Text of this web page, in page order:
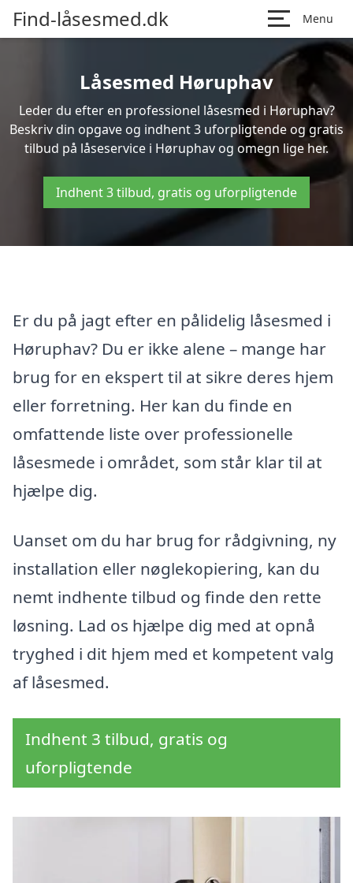
Find-låsesmed.dk Menu
Låsesmed Høruphav
Leder du efter en professionel låsesmed i Høruphav?
Beskriv din opgave og indhent 3 uforpligtende og gratis
tilbud på låseservice i Høruphav og omegn lige her.
Indhent 3 tilbud, gratis og uforpligtende
Er du på jagt efter en pålidelig låsesmed i
Høruphav? Du er ikke alene – mange har
brug for en ekspert til at sikre deres hjem
eller forretning. Her kan du finde en
omfattende liste over professionelle
låsesmede i området, som står klar til at
hjælpe dig.
Uanset om du har brug for rådgivning, ny
installation eller nøglekopiering, kan du
nemt indhente tilbud og finde den rette
løsning. Lad os hjælpe dig med at opnå
tryghed i dit hjem med et kompetent valg
af låsesmed.
Indhent 3 tilbud, gratis og
uforpligtende